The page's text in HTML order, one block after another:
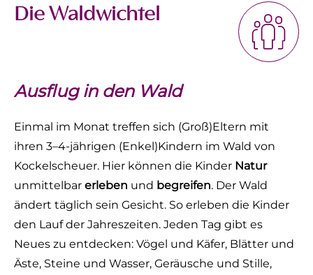
Die Waldwichtel
Ausflug in den Wald
Einmal im Monat treffen sich (Groß)Eltern mit
ihren 3–4-jährigen (Enkel)Kindern im Wald von
Kockelscheuer. Hier können die Kinder Natur
unmittelbar erleben und begreifen. Der Wald
ändert täglich sein Gesicht. So erleben die Kinder
den Lauf der Jahreszeiten. Jeden Tag gibt es
Neues zu entdecken: Vögel und Käfer, Blätter und
Äste, Steine und Wasser, Geräusche und Stille,